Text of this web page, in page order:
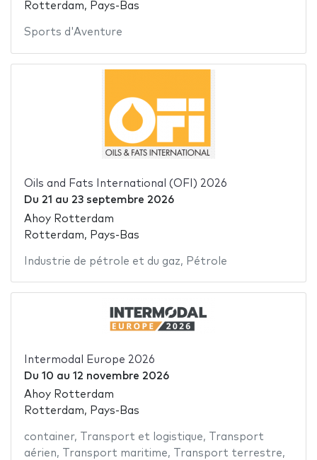
Rotterdam, Pays-Bas
Sports d'Aventure
Oils and Fats International (OFI) 2026
Du 21 au 23 septembre 2026
Ahoy Rotterdam
Rotterdam, Pays-Bas
Industrie de pétrole et du gaz, Pétrole
Intermodal Europe 2026
Du 10 au 12 novembre 2026
Ahoy Rotterdam
Rotterdam, Pays-Bas
container, Transport et logistique,
Transport
aérien, Transport maritime, Transport terrestre,